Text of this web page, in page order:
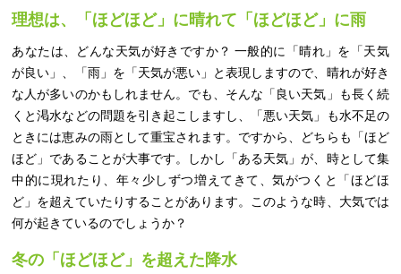
理想は、「ほどほど」に晴れて「ほどほど」に雨
あなたは、どんな天気が好きですか？ 一般的に「晴れ」を「天気
が良い」、「雨」を「天気が悪い」と表現しますので、晴れが好き
な人が多いのかもしれません。でも、そんな「良い天気」も長く続
くと渇水などの問題を引き起こしますし、「悪い天気」も水不足の
ときには恵みの雨として重宝されます。ですから、どちらも「ほど
ほど」であることが大事です。しかし「ある天気」が、時として集
中的に現れたり、年々少しずつ増えてきて、気がつくと「ほどほ
ど」を超えていたりすることがあります。このような時、大気では
何が起きているのでしょうか？
冬の「ほどほど」を超えた降水